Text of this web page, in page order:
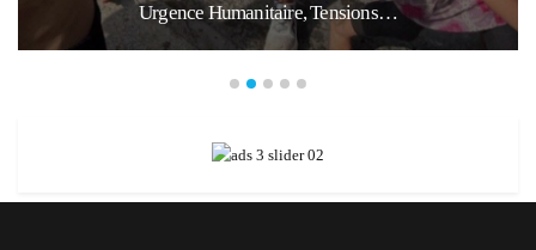
Urgence Humanitaire, Tensions…